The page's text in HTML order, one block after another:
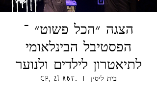
הצגה ״הכל פשוט״ ־
הפסטיבל הבינלאומי
לתיאטרון לילדים ולנוער
ср, 21 авг. בית ליסין